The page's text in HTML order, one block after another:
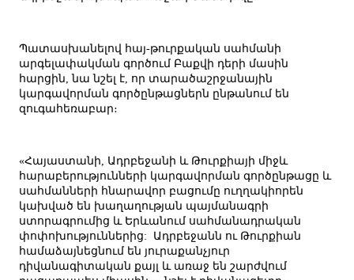
Պատասխանելով հայ-թուրքական սահմանի
արգելափակման գործում Բաքվի դերի մասին
հարցին, նա նշել է, որ տարածաշրջանային
կարգավորման գործընթացներն ընթանում են
զուգահեռաբար։
«Հայաստանի, Ադրբեջանի և Թուրքիայի միջև
հարաբերությունների կարգավորման գործընթացը և
սահմանների հնարավոր բացումը ուղղակիորեն
կախված են խաղաղության պայմանագրի
ստորագրումից և Երևանում սահմանադրական
փոփոխություններից: Ադրբեջանն ու Թուրքիան
համաձայնեցնում են յուրաքանչյուր
դիվանագիտական քայլ և առաջ են շարժվում